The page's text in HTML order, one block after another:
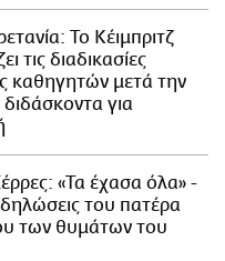
Το Κέιμπριτζ
τις διαδικασίες
καθηγητών μετά την
για
«Τα έχασα όλα» -
του πατέρα
των θυμάτων του